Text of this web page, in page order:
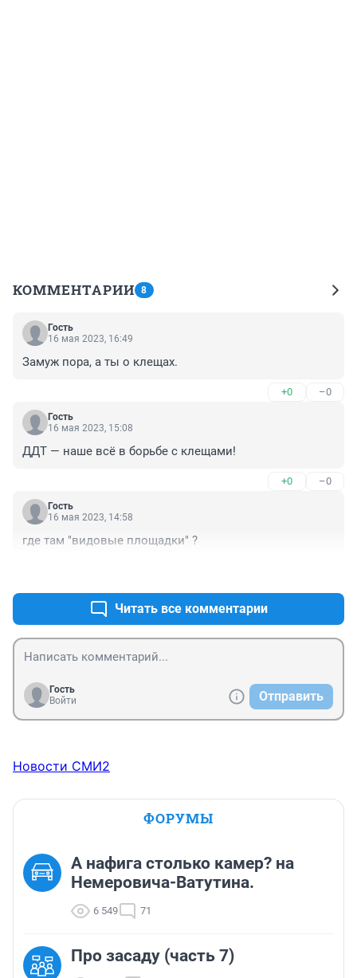
КОММЕНТАРИИ 8
Гость
16 мая 2023, 16:49
Замуж пора, а ты о клещах.
+0 –0
Гость
16 мая 2023, 15:08
ДДТ — наше всё в борьбе с клещами!
+0 –0
Гость
16 мая 2023, 14:58
где там "видовые площадки" ?
Читать все комментарии
Гость
Войти
Отправить
Новости СМИ2
ФОРУМЫ
А нафига столько камер? на
Немеровича-Ватутина.
6 549 71
Про засаду (часть 7)